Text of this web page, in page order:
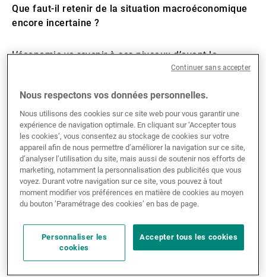
Que faut-il retenir de la situation macroéconomique
encore incertaine ?
L’économie va revenir à ses niveaux d’avant la
pandémie aux alentours de ce troisième trimestre. Le
nécessaire pour rebondir après la crise financière de
2008. Les banques centrales ne vont toutefois pas
lever leurs politiques accommodantes dans
l’immédiat. Si les entreprises publient d’excellents
résultats, le besoin de stimulus monétaire est
notamment justifié par le chômage, qui reste à des
niveaux élevés. Les banquiers centraux commencent
à ouvrir la porte à un durcissement, mais les taux
d’intérêt demeurent de toute manière très bas.
Et le rebond en cours du côté des actifs risqués ne
s’observe actuellement pas sur les taux.
Nous respectons vos données personnelles.
Nous utilisons des cookies sur ce site web pour vous garantir une
expérience de navigation optimale. En cliquant sur ‘Accepter tous
les cookies’, vous consentez au stockage de cookies sur votre
appareil afin de nous permettre d’améliorer la navigation sur ce site,
d’analyser l’utilisation du site, mais aussi de soutenir nos efforts de
marketing, notamment la personnalisation des publicités que vous
voyez. Durant votre navigation sur ce site, vous pouvez à tout
moment modifier vos préférences en matière de cookies au moyen
du bouton ’Paramétrage des cookies’ en bas de page.
Personnaliser les
cookies
Accepter tous les cookies
Continuer sans accepter